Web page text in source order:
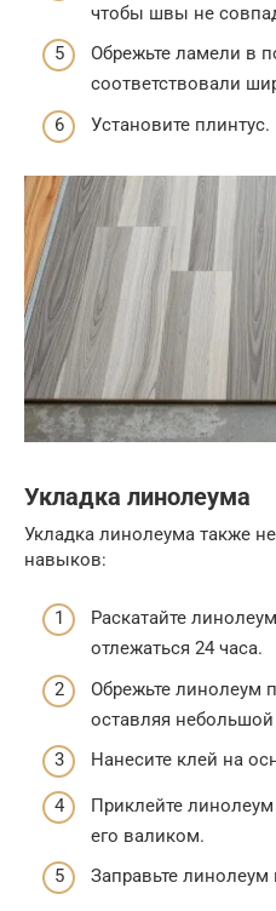
чтобы швы не
Обрежьте ламели в
соответствовали
Установите плинтус.
Укладка линолеума
Укладка линолеума также
навыков:
Раскатайте
отлежаться 24 часа.
Обрежьте линолеум
оставляя небольшой
Нанесите клей на
Приклейте
его валиком.
Заправьте линолеум